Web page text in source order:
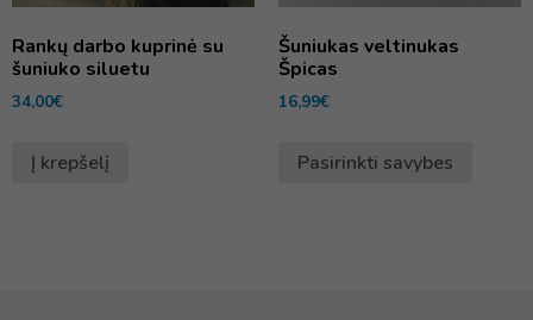
Rankų darbo kuprinė su
šuniuko siluetu
34,00€
Į krepšelį
Šuniukas veltinukas
Špicas
16,99€
Pasirinkti savybes